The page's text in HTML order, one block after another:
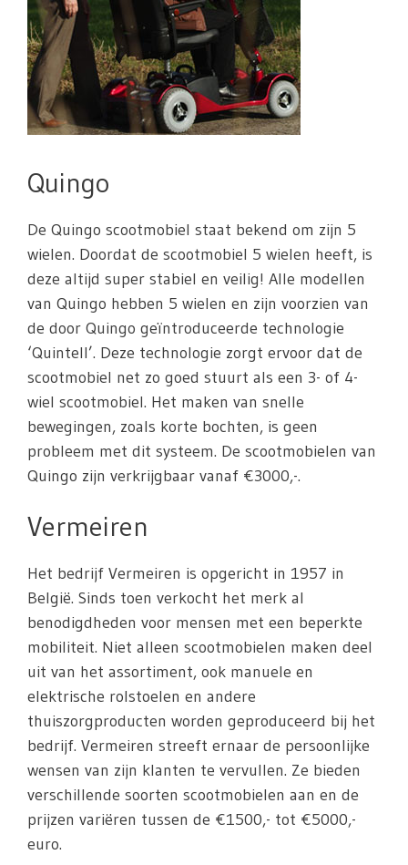
Quingo
De Quingo scootmobiel staat bekend om zijn 5
wielen. Doordat de scootmobiel 5 wielen heeft, is
deze altijd super stabiel en veilig! Alle modellen
van Quingo hebben 5 wielen en zijn voorzien van
de door Quingo geïntroduceerde technologie
‘Quintell’. Deze technologie zorgt ervoor dat de
scootmobiel net zo goed stuurt als een 3- of 4-
wiel scootmobiel. Het maken van snelle
bewegingen, zoals korte bochten, is geen
probleem met dit systeem. De scootmobielen van
Quingo zijn verkrijgbaar vanaf €3000,-.
Vermeiren
Het bedrijf Vermeiren is opgericht in 1957 in
België. Sinds toen verkocht het merk al
benodigdheden voor mensen met een beperkte
mobiliteit. Niet alleen scootmobielen maken deel
uit van het assortiment, ook manuele en
elektrische rolstoelen en andere
thuiszorgproducten worden geproduceerd bij het
bedrijf. Vermeiren streeft ernaar de persoonlijke
wensen van zijn klanten te vervullen. Ze bieden
verschillende soorten scootmobielen aan en de
prijzen variëren tussen de €1500,- tot €5000,-
euro.